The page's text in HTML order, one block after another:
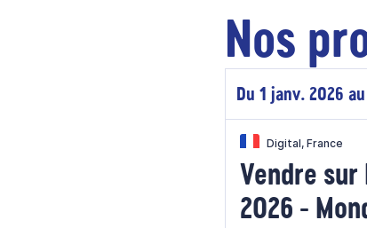
Nos
Du 1 janv. 2026
Digital, France
Vendre sur
2026 -